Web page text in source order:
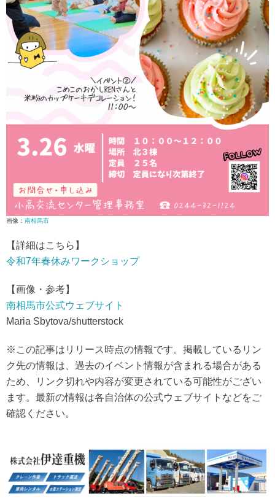
画像： 南相馬市
【詳細はこちら】
令和7年春休みワークショップ
【画像・参考】
南相馬市公式ウェブサイト
Maria Sbytova/shutterstock
※この記事はリリース時点の情報です。掲載しているリン
ク先の情報は、過去のイベント情報が含まれる場合がある
ため、リンク切れや内容が変更されている可能性がござい
ます。最新の情報は各自治体の公式ウェブサイトなどをご
確認ください。